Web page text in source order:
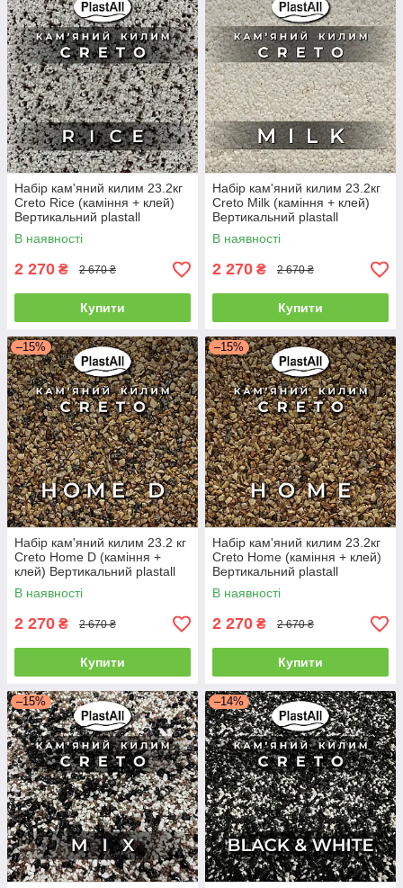
Набір кам'яний килим 23.2кг
Creto Rice (каміння + клей)
Вертикальний plastall
В наявності
2 270 ₴ 2 670 ₴
Купити
Набір кам'яний килим 23.2кг
Creto Milk (каміння + клей)
Вертикальний plastall
В наявності
2 270 ₴ 2 670 ₴
Купити
–15%
Набір кам'яний килим 23.2 кг
Creto Home D (каміння +
клей) Вертикальний plastall
В наявності
2 270 ₴ 2 670 ₴
Купити
–15%
Набір кам'яний килим 23.2кг
Creto Home (каміння + клей)
Вертикальний plastall
В наявності
2 270 ₴ 2 670 ₴
Купити
–15% –14%